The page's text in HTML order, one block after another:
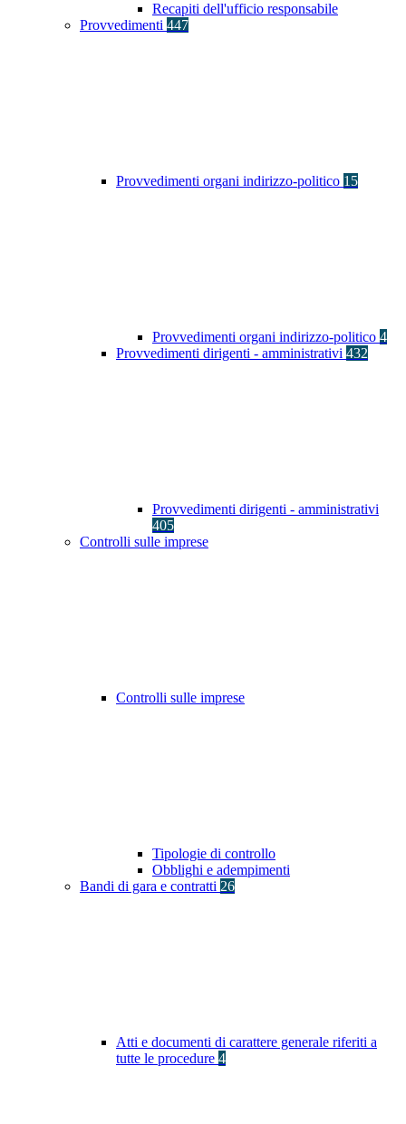
Recapiti dell'ufficio responsabile
Provvedimenti 447
Provvedimenti organi indirizzo-politico 15
Provvedimenti organi indirizzo-politico 4
Provvedimenti dirigenti - amministrativi 432
Provvedimenti dirigenti - amministrativi
405
Controlli sulle imprese
Controlli sulle imprese
Tipologie di controllo
Obblighi e adempimenti
Bandi di gara e contratti 26
Atti e documenti di carattere generale riferiti a
tutte le procedure 4